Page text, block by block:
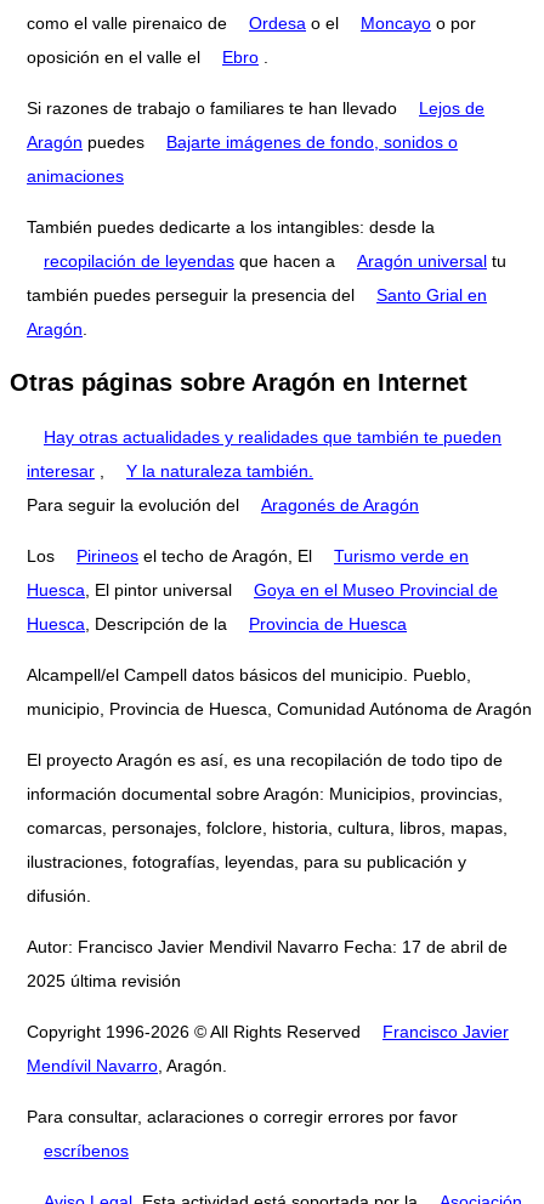
como el valle pirenaico de
Ordesa o el Moncayo o por
oposición en el valle el
Ebro
Si razones de trabajo o familiares te han llevado
Lejos de
Aragón puedes
Bajarte imágenes de fondo, sonidos o
animaciones
También puedes dedicarte a los intangibles: desde la
recopilación de leyendas que hacen a Aragón universal tu
también puedes perseguir la presencia del
Santo Grial en
Aragón
Otras páginas sobre Aragón en Internet
Hay otras actualidades y realidades que también te pueden
interesar
Y la naturaleza también.
Para seguir la evolución del
Aragonés de Aragón
Los Pirineos el techo de Aragón, El
Turismo verde en
Huesca , El pintor universal
Goya en el Museo Provincial de
Huesca , Descripción de la Provincia de Huesca
Alcampell/el Campell datos básicos del municipio. Pueblo,
municipio, Provincia de Huesca, Comunidad Autónoma de Aragón
El proyecto Aragón es así, es una recopilación de todo tipo de
información documental sobre Aragón: Municipios, provincias,
comarcas, personajes, folclore, historia, cultura, libros, mapas,
ilustraciones, fotografías, leyendas, para su publicación y
difusión.
Autor: Francisco Javier Mendivil Navarro Fecha: 17 de abril de
2025 última revisión
Copyright 1996-2026 © All Rights Reserved
Francisco Javier
Mendívil Navarro , Aragón.
Para consultar, aclaraciones o corregir errores por favor
escríbenos